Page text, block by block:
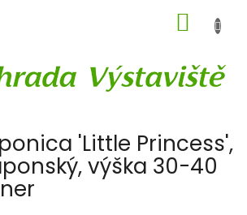
KOŠÍK
'Little Princess',
výška 30-40